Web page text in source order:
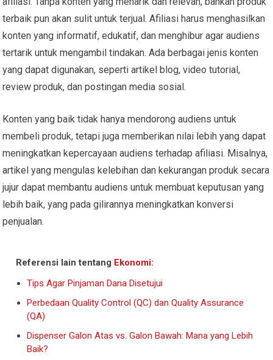
terbaik pun akan sulit untuk terjual. Afiliasi harus menghasilkan
konten yang informatif, edukatif, dan menghibur agar audiens
tertarik untuk mengambil tindakan. Ada berbagai jenis konten
yang dapat digunakan, seperti artikel blog, video tutorial,
review produk, dan postingan media sosial.
Konten yang baik tidak hanya mendorong audiens untuk
membeli produk, tetapi juga memberikan nilai lebih yang dapat
meningkatkan kepercayaan audiens terhadap afiliasi. Misalnya,
artikel yang mengulas kelebihan dan kekurangan produk secara
jujur dapat membantu audiens untuk membuat keputusan yang
lebih baik, yang pada gilirannya meningkatkan konversi
penjualan.
Referensi lain tentang Ekonomi:
Tips Agar Pinjaman Dana Disetujui
Perbedaan Quality Control (QC) dan Quality Assurance
(QA)
Dispenser Galon Atas vs. Galon Bawah: Mana yang Lebih
Baik?